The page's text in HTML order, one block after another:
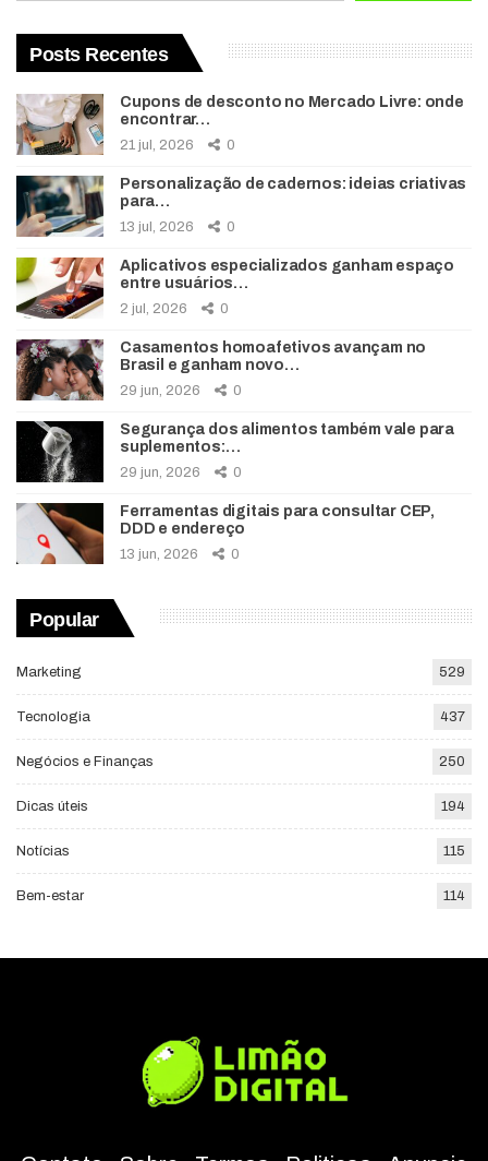
Posts Recentes
Cupons de desconto no Mercado Livre: onde
encontrar…
21 jul, 2026 0
Personalização de cadernos: ideias criativas
para…
13 jul, 2026 0
Aplicativos especializados ganham espaço
entre usuários…
2 jul, 2026 0
Casamentos homoafetivos avançam no
Brasil e ganham novo…
29 jun, 2026 0
Segurança dos alimentos também vale para
suplementos:…
29 jun, 2026 0
Ferramentas digitais para consultar CEP,
DDD e endereço
13 jun, 2026 0
Popular
Marketing 529
Tecnologia 437
Negócios e Finanças 250
Dicas úteis 194
Notícias 115
Bem-estar 114